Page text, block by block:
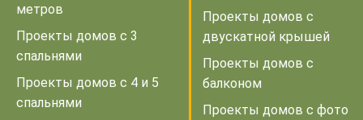
метров
Проекты домов с 3
спальнями
Проекты домов с 4 и 5
спальнями
Проекты домов с
двускатной крышей
Проекты домов с
балконом
Проекты домов с фото